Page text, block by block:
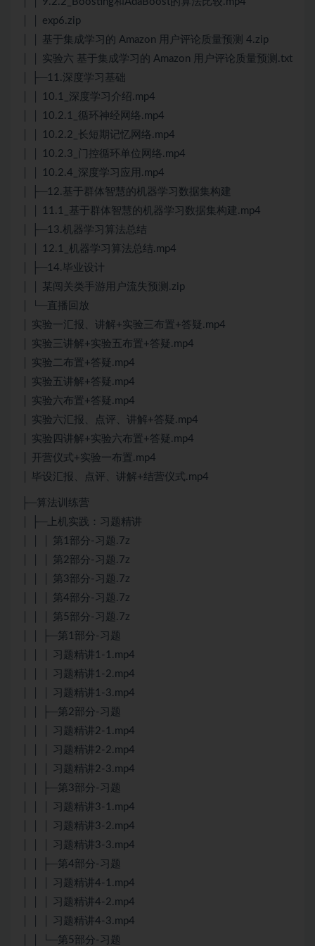
│ │ exp6.zip
│ │ 基于集成学习的 Amazon 用户评论质量预测 4.zip
│ │ 实验六 基于集成学习的 Amazon 用户评论质量预测.txt
│ ├─11.深度学习基础
│ │ 10.1_深度学习介绍.mp4
│ │ 10.2.1_循环神经网络.mp4
│ │ 10.2.2_长短期记忆网络.mp4
│ │ 10.2.3_门控循环单位网络.mp4
│ │ 10.2.4_深度学习应用.mp4
│ ├─12.基于群体智慧的机器学习数据集构建
│ │ 11.1_基于群体智慧的机器学习数据集构建.mp4
│ ├─13.机器学习算法总结
│ │ 12.1_机器学习算法总结.mp4
│ ├─14.毕业设计
│ │ 某闯关类手游用户流失预测.zip
│ └─直播回放
│ 实验一汇报、讲解+实验三布置+答疑.mp4
│ 实验三讲解+实验五布置+答疑.mp4
│ 实验二布置+答疑.mp4
│ 实验五讲解+答疑.mp4
│ 实验六布置+答疑.mp4
│ 实验六汇报、点评、讲解+答疑.mp4
│ 实验四讲解+实验六布置+答疑.mp4
│ 开营仪式+实验一布置.mp4
│ 毕设汇报、点评、讲解+结营仪式.mp4
├─算法训练营
│ ├─上机实践：习题精讲
│ │ │ 第1部分-习题.7z
│ │ │ 第2部分-习题.7z
│ │ │ 第3部分-习题.7z
│ │ │ 第4部分-习题.7z
│ │ │ 第5部分-习题.7z
│ │ ├─第1部分-习题
│ │ │ 习题精讲1-1.mp4
│ │ │ 习题精讲1-2.mp4
│ │ │ 习题精讲1-3.mp4
│ │ ├─第2部分-习题
│ │ │ 习题精讲2-1.mp4
│ │ │ 习题精讲2-2.mp4
│ │ │ 习题精讲2-3.mp4
│ │ ├─第3部分-习题
│ │ │ 习题精讲3-1.mp4
│ │ │ 习题精讲3-2.mp4
│ │ │ 习题精讲3-3.mp4
│ │ ├─第4部分-习题
│ │ │ 习题精讲4-1.mp4
│ │ │ 习题精讲4-2.mp4
│ │ │ 习题精讲4-3.mp4
│ │ └─第5部分-习题